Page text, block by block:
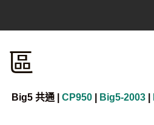
Big5 共通 | CP950| Big5-2003|